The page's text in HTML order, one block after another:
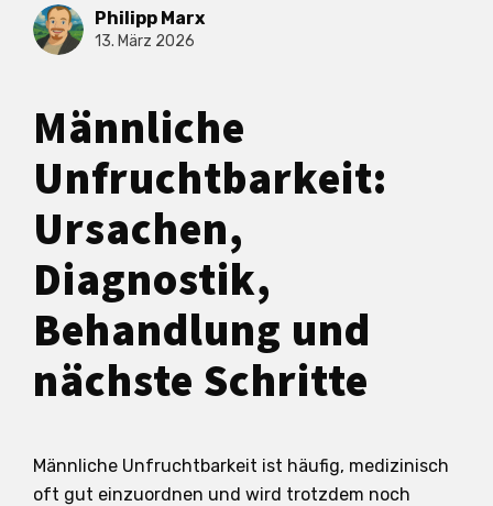
Philipp Marx
13. März 2026
Männliche
Unfruchtbarkeit:
Ursachen,
Diagnostik,
Behandlung und
nächste Schritte
Männliche Unfruchtbarkeit ist häufig, medizinisch
oft gut einzuordnen und wird trotzdem noch